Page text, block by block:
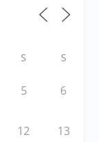
S S
5 6
12 13